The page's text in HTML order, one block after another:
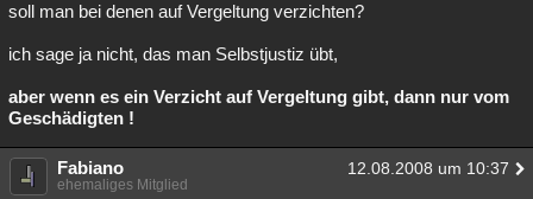
soll man bei denen auf Vergeltung verzichten?
ich sage ja nicht, das man Selbstjustiz übt,
aber wenn es ein Verzicht auf Vergeltung gibt, dann nur vom
Geschädigten !
Fabiano 12.08.2008 um 10:37
ehemaliges Mitglied